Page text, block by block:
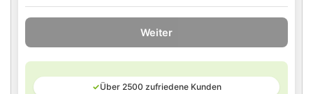
Weiter
✓Über 2500 zufriedene Kunden